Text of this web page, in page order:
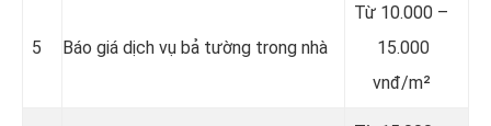
5 Báo giá dịch vụ bả tường trong nhà
Từ 10.000 –
15.000
vnđ/m²